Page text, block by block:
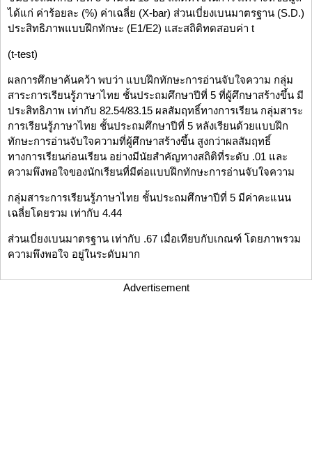
ได้แก่ ค่าร้อยละ (%) ค่าเฉลี่ย (X-bar) ส่วนเบี่ยงเบนมาตรฐาน (S.D.)
ประสิทธิภาพแบบฝึกทักษะ (E1/E2) แสะสถิติทดสอบค่า t
(t-test)
ผลการศึกษาค้นคว้า พบว่า แบบฝึกทักษะการอ่านจับใจความ กลุ่ม
สาระการเรียนรู้ภาษาไทย ชั้นประถมศึกษาปีที่ 5 ที่ผู้ศึกษาสร้างขึ้น มี
ประสิทธิภาพ เท่ากับ 82.54/83.15 ผลสัมฤทธิ์ทางการเรียน กลุ่มสาระ
การเรียนรู้ภาษาไทย ชั้นประถมศึกษาปีที่ 5 หลังเรียนด้วยแบบฝึก
ทักษะการอ่านจับใจความที่ผู้ศึกษาสร้างขึ้น สูงกว่าผลสัมฤทธิ์
ทางการเรียนก่อนเรียน อย่างมีนัยสำคัญทางสถิติที่ระดับ .01 และ
ความพึงพอใจของนักเรียนที่มีต่อแบบฝึกทักษะการอ่านจับใจความ
กลุ่มสาระการเรียนรู้ภาษาไทย ชั้นประถมศึกษาปีที่ 5 มีค่าคะแนน
เฉลี่ยโดยรวม เท่ากับ 4.44
ส่วนเบี่ยงเบนมาตรฐาน เท่ากับ .67 เมื่อเทียบกับเกณฑ์ โดยภาพรวม
ความพึงพอใจ อยู่ในระดับมาก
Advertisement